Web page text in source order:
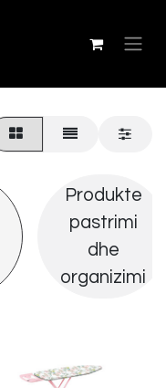
Produkte
pastrimi
dhe
organizimi